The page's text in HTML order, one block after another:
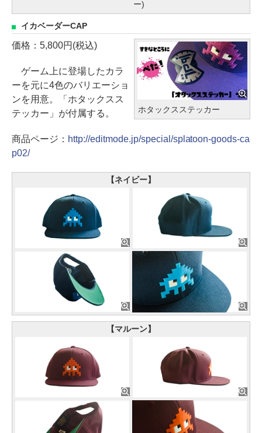
ー)
イカベーダーCAP
ホタックスステッカー
価格：5,800円(税込)
ゲーム上に登場したカラ
ーを元に4色のバリエーショ
ンを用意。「ホタックスス
テッカー」が付属する。
商品ページ： http://editmode.jp/special/splatoon-goods-ca
p02/
【ネイビー】
【マルーン】